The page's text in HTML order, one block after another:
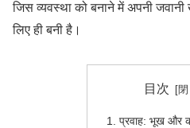
जिस व्यवस्था को बनाने में अपनी
लिए ही बनी है।
目次
प्रवाह: भूख और